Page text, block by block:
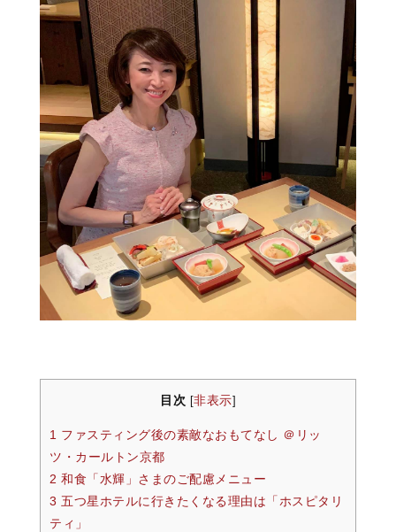
目次 非表示
1 ファスティング後の素敵なおもてなし ＠リッ
ツ・カールトン京都
2 和食「水輝」さまのご配慮メニュー
3 五つ星ホテルに行きたくなる理由は「ホスピタリ
ティ」